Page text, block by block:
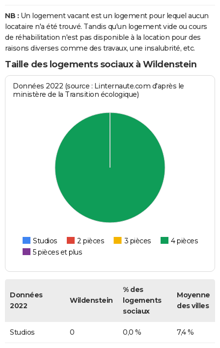
NB : Un logement vacant est un logement pour lequel aucun
locataire n'a été trouvé. Tandis qu'un logement vide ou cours
de réhabilitation n'est pas disponible à la location pour des
raisons diverses comme des travaux, une insalubrité, etc.
Taille des logements sociaux à Wildenstein
Données 2022 (source : Linternaute.com d'après le
ministère de la Transition écologique)
Studios 2 pièces 3 pièces
4 pièces
5 pièces et plus
Données
2022
Wildenstein
% des
logements
sociaux
Moyenne
des villes
Studios 0 0,0 % 7,4 %